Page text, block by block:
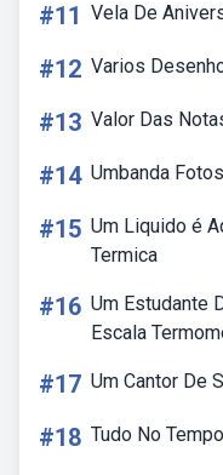
#11 Vela De
#12 Varios
#13 Valor Das
#14 Umbanda
#15 Um Liquido é
Termica
#16 Um Estudante
Escala
#17 Um Cantor De
#18 Tudo No